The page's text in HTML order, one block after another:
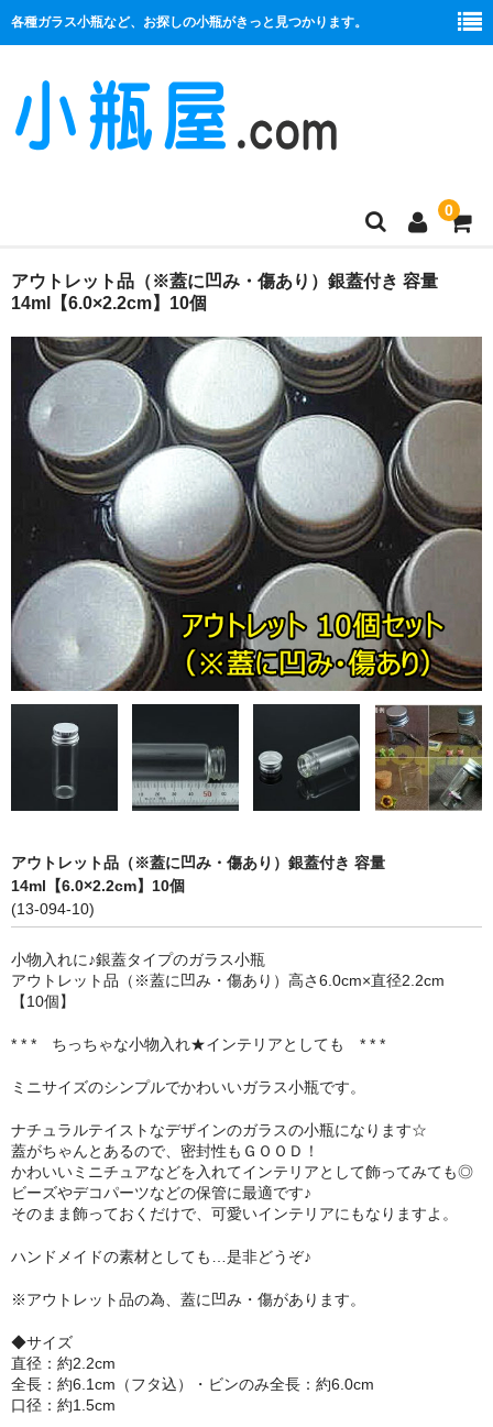
各種ガラス小瓶など、お探しの小瓶がきっと見つかります。
0
商品一覧
コルク栓
プラ栓
セット
ストレート
コルク栓
セット
ストラップ付き
単品
セット
ふた付き
セット
デザイン小瓶
単品
お問い合わせ
アウトレット品（※蓋に凹み・傷あり）銀蓋付き 容量
14ml【6.0×2.2cm】10個
アウトレット品（※蓋に凹み・傷あり）銀蓋付き 容量
14ml【6.0×2.2cm】10個
(13-094-10)
小物入れに♪銀蓋タイプのガラス小瓶
アウトレット品（※蓋に凹み・傷あり）高さ6.0cm×直径2.2cm
【10個】
* * * ちっちゃな小物入れ★インテリアとしても * * *
ミニサイズのシンプルでかわいいガラス小瓶です。
ナチュラルテイストなデザインのガラスの小瓶になります☆
蓋がちゃんとあるので、密封性もＧＯＯＤ！
かわいいミニチュアなどを入れてインテリアとして飾ってみても◎
ビーズやデコパーツなどの保管に最適です♪
そのまま飾っておくだけで、可愛いインテリアにもなりますよ。
ハンドメイドの素材としても…是非どうぞ♪
※アウトレット品の為、蓋に凹み・傷があります。
◆サイズ
直径：約2.2cm
全長：約6.1cm（フタ込）・ビンのみ全長：約6.0cm
口径：約1.5cm